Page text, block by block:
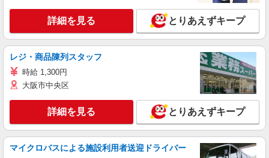
詳細を見る とりあえずキープ
レジ・商品陳列スタッフ
時給 1,300円
大阪市中央区
詳細を見る とりあえずキープ
マイクロバスによる施設利用者送迎ドライバー